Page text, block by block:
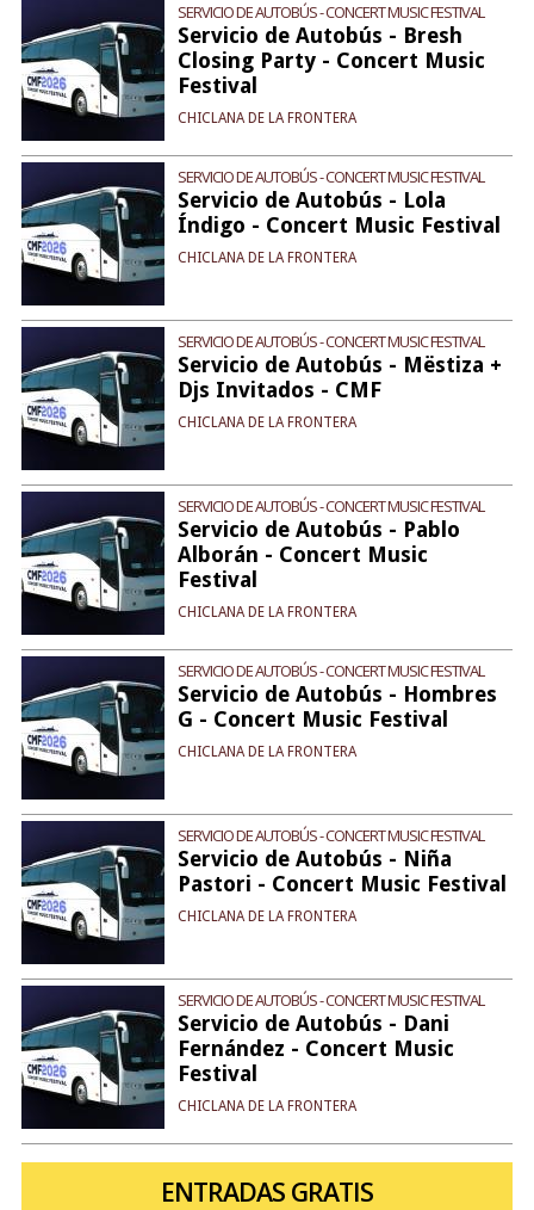
SERVICIO DE AUTOBÚS - CONCERT MUSIC FESTIVAL
Servicio de Autobús - Bresh
Closing Party - Concert Music
Festival
CHICLANA DE LA FRONTERA
SERVICIO DE AUTOBÚS - CONCERT MUSIC FESTIVAL
Servicio de Autobús - Lola
Índigo - Concert Music Festival
CHICLANA DE LA FRONTERA
SERVICIO DE AUTOBÚS - CONCERT MUSIC FESTIVAL
Servicio de Autobús - Mëstiza +
Djs Invitados - CMF
CHICLANA DE LA FRONTERA
SERVICIO DE AUTOBÚS - CONCERT MUSIC FESTIVAL
Servicio de Autobús - Pablo
Alborán - Concert Music
Festival
CHICLANA DE LA FRONTERA
SERVICIO DE AUTOBÚS - CONCERT MUSIC FESTIVAL
Servicio de Autobús - Hombres
G - Concert Music Festival
CHICLANA DE LA FRONTERA
SERVICIO DE AUTOBÚS - CONCERT MUSIC FESTIVAL
Servicio de Autobús - Niña
Pastori - Concert Music Festival
CHICLANA DE LA FRONTERA
SERVICIO DE AUTOBÚS - CONCERT MUSIC FESTIVAL
Servicio de Autobús - Dani
Fernández - Concert Music
Festival
CHICLANA DE LA FRONTERA
ENTRADAS GRATIS